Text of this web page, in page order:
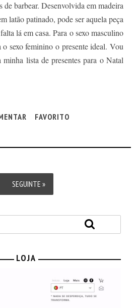
de barbear. Desenvolvida em madeira
latão patinado, pode ser aquela peça
lá em casa. Para o sexo masculino
o sexo feminino o presente ideal. Vou
minha lista de presentes para o Natal
FAVORITO
SEGUINTE »
LOJA